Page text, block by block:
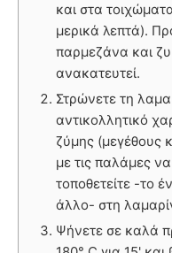
και στα
μερικά λεπτά).
παρμεζάνα και
ανακατευτεί.
Στρώνετε τη
αντικολλητικό
ζύμης (μεγέθους
με τις παλάμες
τοποθετείτε -το
άλλο- στη
Ψήνετε σε καλά